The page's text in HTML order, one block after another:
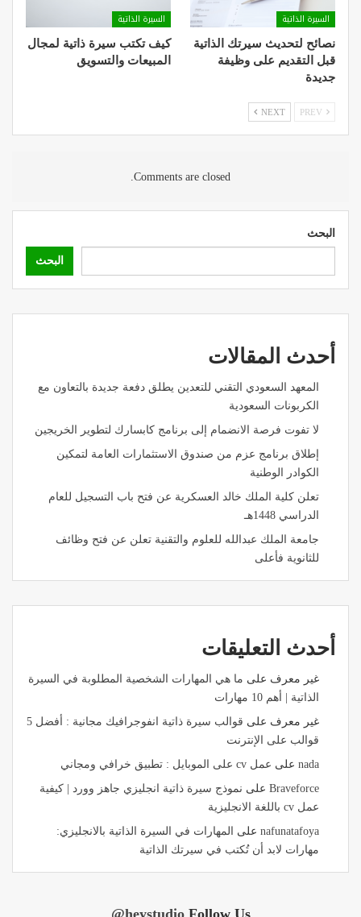
السيرة الذاتية
نصائح لتحديث سيرتك الذاتية
قبل التقديم على وظيفة
جديدة
السيرة الذاتية
كيف تكتب سيرة ذاتية لمجال
المبيعات والتسويق
NEXT
Comments are closed.
البحث
البحث
أحدث المقالات
المعهد السعودي التقني للتعدين يطلق دفعة جديدة بالتعاون مع
الكربونات السعودية
لا تفوت فرصة الانضمام إلى برنامج كابسارك لتطوير الخريجين
إطلاق برنامج عزم من صندوق الاستثمارات العامة لتمكين
الكوادر الوطنية
تعلن كلية الملك خالد العسكرية عن فتح باب التسجيل للعام
الدراسي 1448هـ
جامعة الملك عبدالله للعلوم والتقنية تعلن عن فتح وظائف
للثانوية فأعلى
أحدث التعليقات
غير معرف على ما هي المهارات الشخصية المطلوبة في السيرة
الذاتية | أهم 10 مهارات
غير معرف على
قوالب سيرة ذاتية انفوجرافيك مجانية : أفضل 5
قوالب على الإنترنت
nada على عمل cv على الموبايل : تطبيق خرافي ومجاني
Braveforce على نموذج سيرة ذاتية انجليزي جاهز وورد | كيفية
عمل cv باللغة الانجليزية
nafunatafoya على المهارات في السيرة الذاتية بالانجليزي:
مهارات لابد أن تُكتب في سيرتك الذاتية
Follow Us
@heystudio